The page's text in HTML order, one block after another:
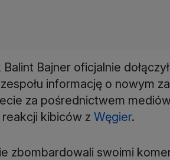
Bajner oficjalnie
informację o nowym
za pośrednictwem
kibiców z Węgier.
zbombardowali swoimi